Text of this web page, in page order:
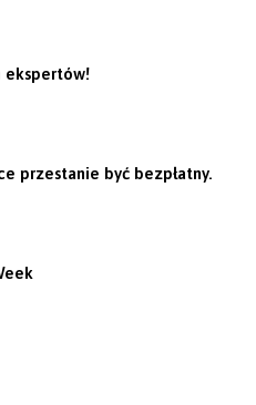
ekspertów!
przestanie być bezpłatny.